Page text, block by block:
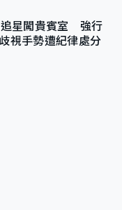
追星闖貴賓室 強行
視手勢遭紀律處分